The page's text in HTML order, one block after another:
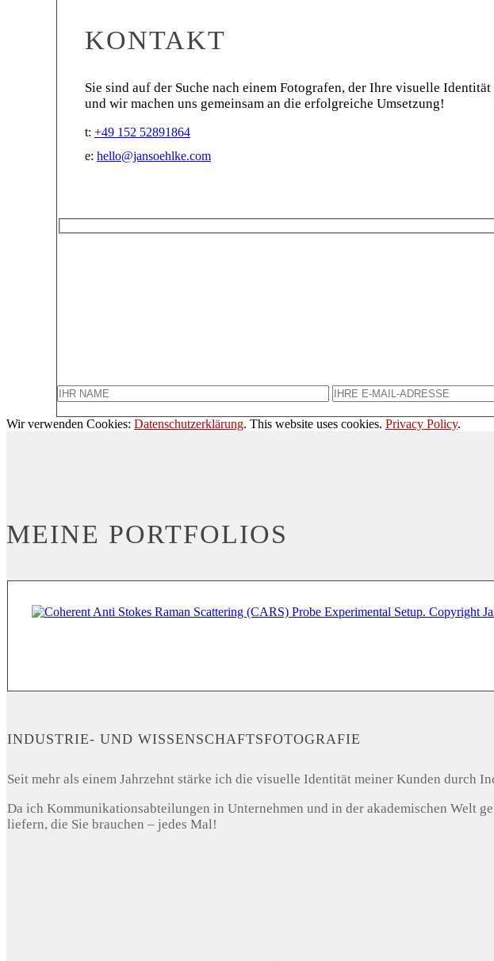
KONTAKT
Sie sind auf der Suche nach einem Fotografen, der Ihre visuelle
und wir machen uns gemeinsam an die erfolgreiche Umsetzung!
t: +49 152 52891864
e: hello@jansoehlke.com
Wir verwenden Cookies: Datenschutzerklärung. This website uses cookies. Privacy Policy.
MEINE PORTFOLIOS
INDUSTRIE- UND WISSENSCHAFTSFOTOGRAFIE
Seit mehr als einem Jahrzehnt stärke ich die visuelle Identität meiner Kunden durch
Da ich Kommunikationsabteilungen in Unternehmen und in der akademischen Welt
liefern, die Sie brauchen – jedes Mal!